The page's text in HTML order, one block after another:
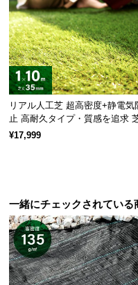
お
知
ら
せ
ブ
ロ
グ
業
情
報 高価な機械も必要ナ
ので、女性でも簡単で
リアル人工芝 超高密度+静電気
止 高耐久タイプ・質感を追求
35mm 1×10m
¥17,999
一緒にチェックされている